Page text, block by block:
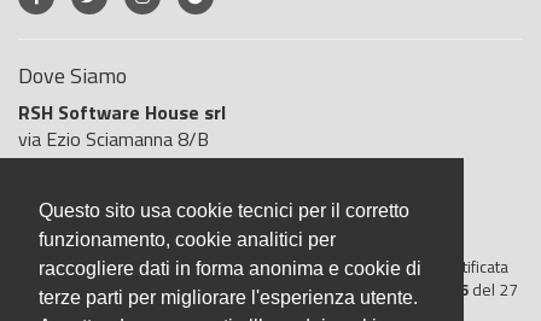
Questo sito usa cookie tecnici per il corretto
funzionamento, cookie analitici per
raccogliere dati in forma anonima e cookie di
terze parti per migliorare l'esperienza utente.
Dove Siamo
RSH Software House srl
via Ezio Sciamanna 8/B
00168 Roma
Italia
BigliettoVeloce è basato sulla piattaforma"GeSiFi ver 1.5"
certificata
dall’Agenzia delle Entrate con protocollo numero2021/103896 del 27
aprile 2021